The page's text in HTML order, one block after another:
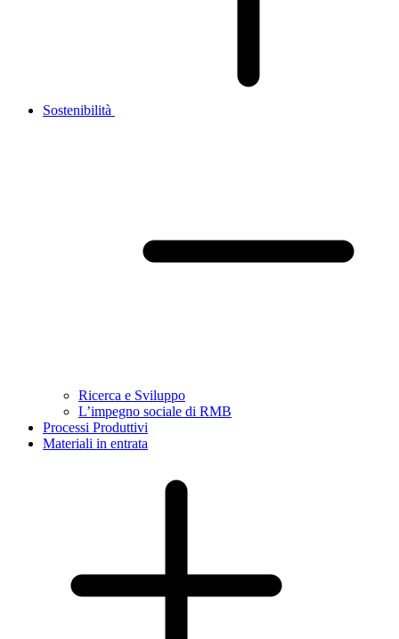
Sostenibilità
Ricerca e Sviluppo
L’impegno sociale di RMB
Processi Produttivi
Materiali in entrata